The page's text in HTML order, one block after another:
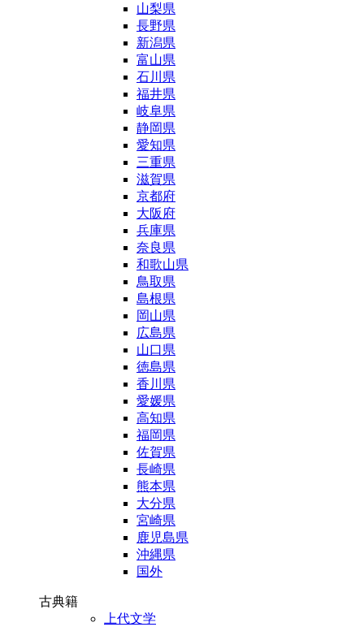
山梨県
長野県
新潟県
富山県
石川県
福井県
岐阜県
静岡県
愛知県
三重県
滋賀県
京都府
大阪府
兵庫県
奈良県
和歌山県
鳥取県
島根県
岡山県
広島県
山口県
徳島県
香川県
愛媛県
高知県
福岡県
佐賀県
長崎県
熊本県
大分県
宮崎県
鹿児島県
沖縄県
国外
古典籍
上代文学